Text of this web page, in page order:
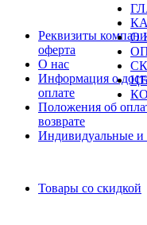
О
Реквизиты
оферта
О нас
Информация о
оплате
Положения об
возврате
Индивидуальные и
Товары со скидкой